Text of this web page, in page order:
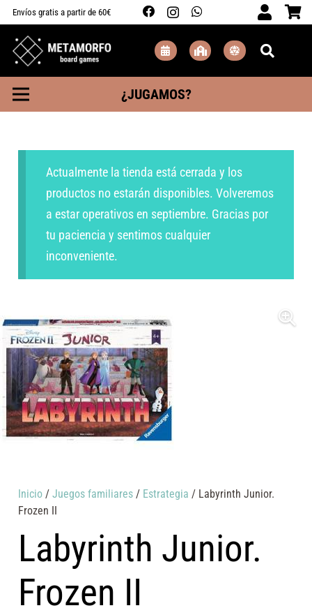
Envíos gratis a partir de 60€
¿JUGAMOS?
Actualmente la tienda está cerrada y los
productos no estarán disponibles. Volveremos
a estar operativos en septiembre. Gracias por
tu paciencia y sentimos cualquier
inconveniente.
Inicio /Juegos familiares / Estrategia / Labyrinth Junior.
Frozen II
Labyrinth Junior.
Frozen II